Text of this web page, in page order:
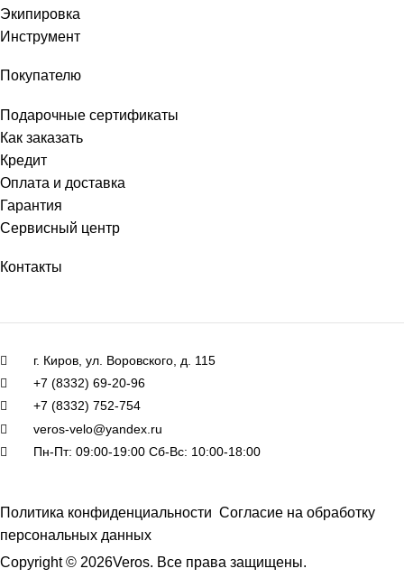
Экипировка
Инструмент
Покупателю
Подарочные сертификаты
Как заказать
Кредит
Оплата и доставка
Гарантия
Сервисный центр
Контакты
г. Киров, ул. Воровского, д. 115
+7 (8332) 69-20-96
+7 (8332) 752-754
veros-velo@yandex.ru
Пн-Пт: 09:00-19:00 Сб-Вс: 10:00-18:00
Политика конфиденциальности Согласие на обработку
персональных данных
Copyright © 2026Veros. Все права защищены.